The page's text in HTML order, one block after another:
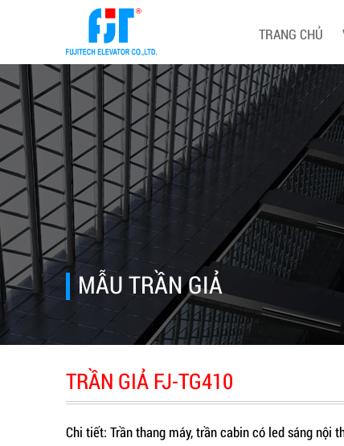
TRANG CHỦ
MẪU TRẦN GIẢ
TRẦN GIẢ FJ-TG410
Chi tiết: Trần thang máy, trần cabin có led sáng nội